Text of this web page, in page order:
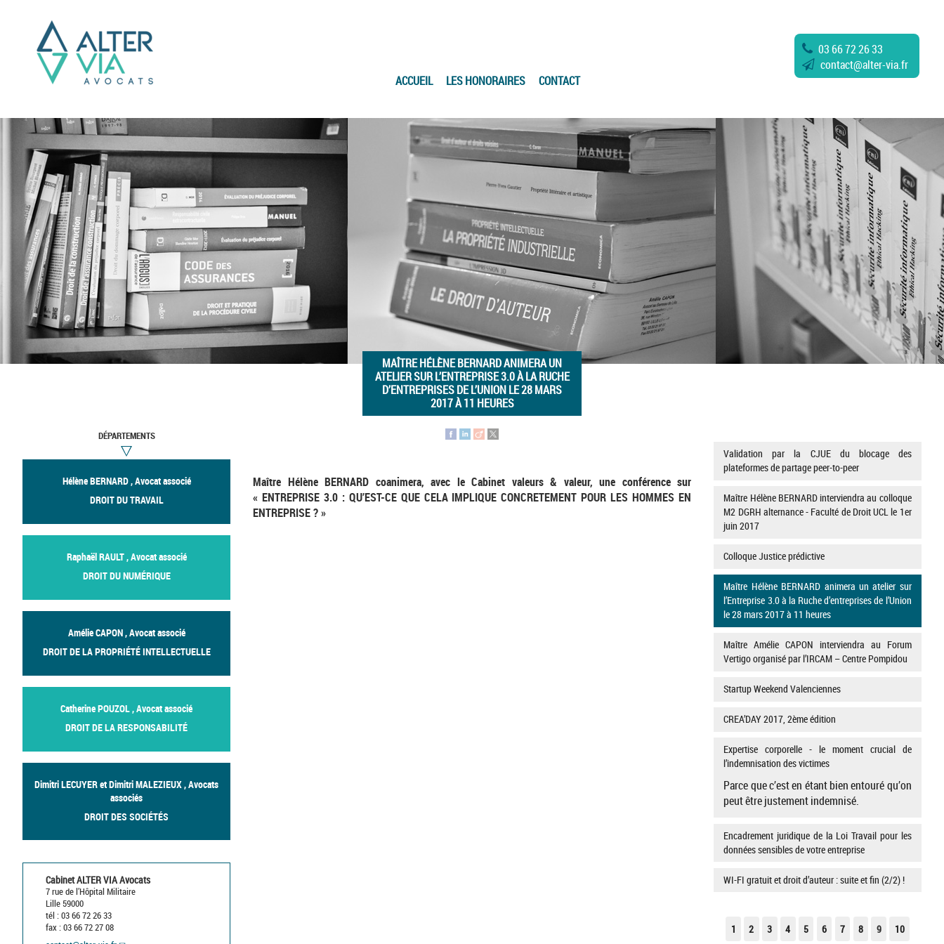
03 66 72 26 33
contact@alter-via.fr
ACCUEIL
LES HONORAIRES CONTACT
MAÎTRE HÉLÈNE BERNARD ANIMERA UN
ATELIER SUR L’ENTREPRISE 3.0 À LA RUCHE
D’ENTREPRISES DE L’UNION LE 28 MARS
2017 À 11 HEURES
Maître Hélène BERNARD coanimera, avec le Cabinet valeurs & valeur, une conférence sur
« ENTREPRISE 3.0 : QU’EST-CE QUE CELA IMPLIQUE CONCRETEMENT POUR LES HOMMES EN
ENTREPRISE ? »
Validation par la CJUE du blocage des
plateformes de partage peer-to-peer
Maître Hélène BERNARD interviendra au colloque
M2 DGRH alternance - Faculté de Droit UCL le 1er
juin 2017
Colloque Justice prédictive
Maître Hélène BERNARD animera un atelier sur
l’Entreprise 3.0 à la Ruche d’entreprises de l’Union
le 28 mars 2017 à 11 heures
Maître Amélie CAPON interviendra au Forum
Vertigo organisé par l’IRCAM – Centre Pompidou
Startup Weekend Valenciennes
CREA’DAY 2017, 2ème édition
Expertise corporelle - le moment crucial de
l’indemnisation des victimes
Parce que c’est en étant bien entouré qu’on
peut être justement indemnisé.
Encadrement juridique de la Loi Travail pour les
données sensibles de votre entreprise
WI-FI gratuit et droit d’auteur : suite et fin (2/2) !
1 2 3 4 5 6 7 8 9 10
DÉPARTEMENTS
Hélène BERNARD , Avocat associé
DROIT DU TRAVAIL
Raphaël RAULT , Avocat associé
DROIT DU NUMÉRIQUE
Amélie CAPON , Avocat associé
DROIT DE LA PROPRIÉTÉ INTELLECTUELLE
Catherine POUZOL , Avocat associé
DROIT DE LA RESPONSABILITÉ
Dimitri LECUYER et Dimitri MALEZIEUX , Avocats
associés
DROIT DES SOCIÉTÉS
Cabinet ALTER VIA Avocats
7 rue de l’Hôpital Militaire
Lille 59000
tél : 03 66 72 26 33
fax : 03 66 72 27 08